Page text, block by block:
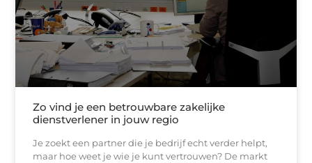
Zo vind je een betrouwbare zakelijke
dienstverlener in jouw regio
Je zoekt een partner die je bedrijf echt verder helpt,
maar hoe weet je wie je kunt vertrouwen? De markt